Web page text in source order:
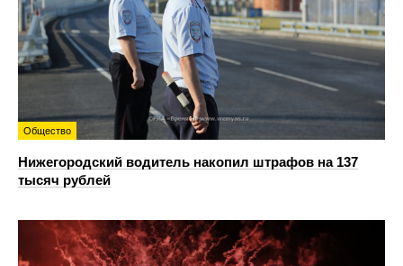
Общество
Нижегородский водитель накопил штрафов на 137
тысяч рублей